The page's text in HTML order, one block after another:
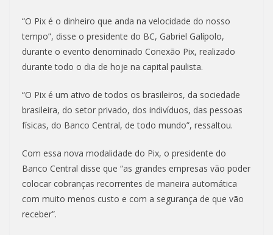
“O Pix é o dinheiro que anda na velocidade do nosso
tempo”, disse o presidente do BC, Gabriel Galípolo,
durante o evento denominado Conexão Pix, realizado
durante todo o dia de hoje na capital paulista.
“O Pix é um ativo de todos os brasileiros, da sociedade
brasileira, do setor privado, dos indivíduos, das pessoas
físicas, do Banco Central, de todo mundo”, ressaltou.
Com essa nova modalidade do Pix, o presidente do
Banco Central disse que “as grandes empresas vão poder
colocar cobranças recorrentes de maneira automática
com muito menos custo e com a segurança de que vão
receber”.